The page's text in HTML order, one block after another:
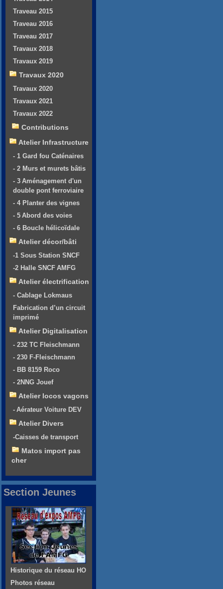
Traveau 2015
Traveau 2016
Traveau 2017
Travaux 2018
Travaux 2019
Travaux 2020
Travaux 2020
Travaux 2021
Travaux 2022
Contributions
Atelier Infrastructure
- 1 Gard fou Caténaires
- 2 Murs et murets bâtis
- 3 Aménagement d'un
double pont ferroviaire
- 4 Planter des vignes
- 5 Abord des voies
- 6 Boucle hélicoïdale
Atelier décor/bâti
-1 Sous Station SNCF
-2 Halle SNCF AMFG
Atelier électrification
- Cablage Lokmaus
Fabrication d’un circuit
imprimé
Atelier Digitalisation
- 232 TC Fleischmann
- 230 F-Fleischmann
- BB 8159 Roco
- 2NNG Jouef
Atelier locos vagons
- Aérateur Voiture DEV
Atelier Divers
-Caisses de transport
Matos import pas
cher
Section Jeunes
Historique du réseau HO
Photos réseau